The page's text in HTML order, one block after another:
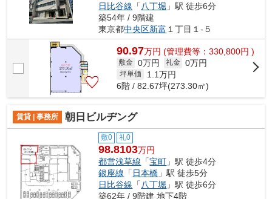
日比谷線 「 八丁堀 」駅 徒歩6分
築54年 / 9階建
東京都中央区新富 １丁目１-５
90.97万円 (管理費等：330,800円 )
敷金 0万円 礼金 0万円
坪単価 1.1万円
6階 / 82.67坪(273.30㎡)
賃貸 | 事務所 朝日ビルヂング
敷0 礼0
98.8103万円
都営浅草線 「宝町 」駅 徒歩4分
銀座線 「 日本橋 」駅 徒歩5分
日比谷線 「八丁堀 」駅 徒歩6分
築62年 / 9階建 地下4階